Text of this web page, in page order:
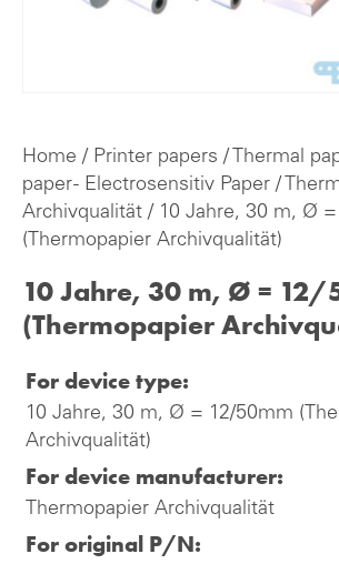
Home / Printer papers / Thermal
paper - Electrosensitiv Paper /
Archivqualität / 10 Jahre, 30 m, Ø
(Thermopapier Archivqualität)
10 Jahre, 30 m, Ø = 12/
(Thermopapier
For device type:
10 Jahre, 30 m, Ø = 12/50mm
Archivqualität)
For device manufacturer:
Thermopapier Archivqualität
For original P/N: